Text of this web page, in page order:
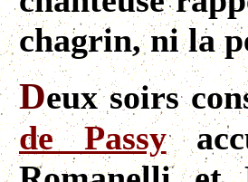
chagrin, ni la
Deux soirs
de Passy